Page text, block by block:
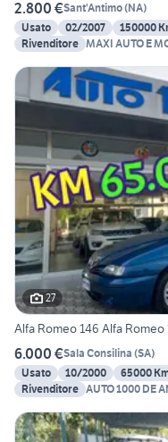
2.800 €Sant'Antimo(NA)
Usato
02/2007 150000
Rivenditore MAXI AUTO E
27
Alfa Romeo 146 Alfa Romeo
6.000 €Sala Consilina (SA)
Usato
10/2000 65000
Rivenditore AUTO 1000 DE